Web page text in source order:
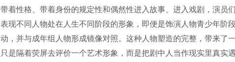
带着性格、带着身份的规定性和偶然性进入故事、进入戏剧，演员
表现不同人物处在人生不同阶段的形象，即便是饰演人物青少年阶
动，并与成年组人物形成镜像对照。这种人物塑造的完整，带来了
只是隔着荧屏去评价一个艺术形象，而是把剧中人当作现实里真实